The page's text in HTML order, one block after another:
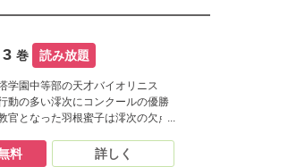
3巻 読み放題
学園中等部の天才バイオリニス
動の多い澪次にコンクールの優勝
官となった羽根蜜子は澪次の欠点
勝は逃したものの、澪次には人生
料 詳しく